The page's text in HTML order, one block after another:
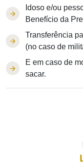
Idoso e/ou
Benefício da
Transferência
(no caso de
E em caso de
sacar.